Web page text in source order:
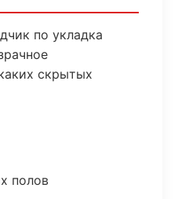
по укладка
скрытых
полов